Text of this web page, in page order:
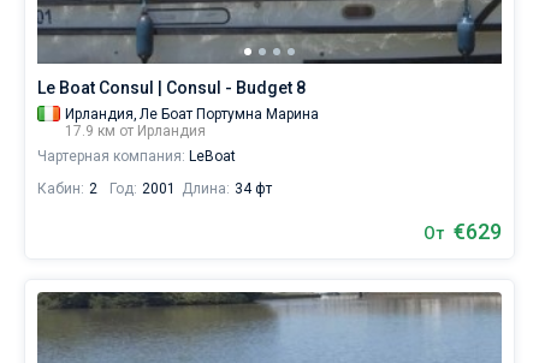
Le Boat Consul | Consul - Budget 8
Ирландия, Ле Боат Портумна Марина
17.9 км от Ирландия
Чартерная компания: LeBoat
Кабин: 2 Год: 2001 Длина: 34 фт
От €629